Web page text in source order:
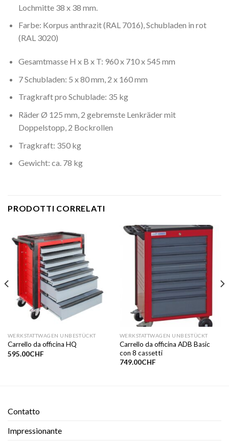
Lochmitte 38 x 38 mm.
Farbe: Korpus anthrazit (RAL 7016), Schubladen in rot
(RAL 3020)
Gesamtmasse H x B x T: 960 x 710 x 545 mm
7 Schubladen: 5 x 80 mm, 2 x 160 mm
Tragkraft pro Schublade: 35 kg
Räder Ø 125 mm, 2 gebremste Lenkräder mit
Doppelstopp, 2 Bockrollen
Tragkraft: 350 kg
Gewicht: ca. 78 kg
PRODOTTI CORRELATI
WERKSTATTWAGEN UNBESTÜCKT
Carrello da officina HQ
595.00CHF
WERKSTATTWAGEN UNBESTÜCKT
Carrello da officina ADB Basic
con 8 cassetti
749.00CHF
Contatto​
Impressionante